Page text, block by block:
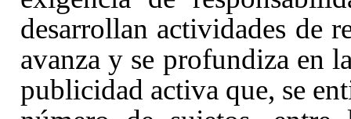
desarrollan actividades de
avanza y se profundiza en
publicidad activa que, se